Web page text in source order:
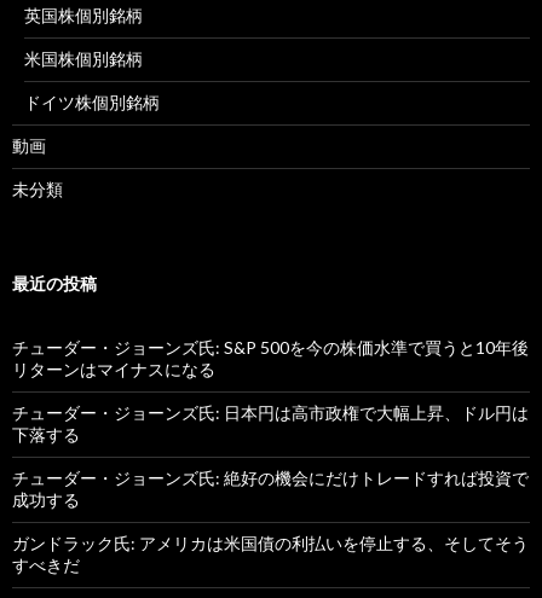
英国株個別銘柄
米国株個別銘柄
ドイツ株個別銘柄
動画
未分類
最近の投稿
チューダー・ジョーンズ氏: S&P 500を今の株価水準で買うと10年後
リターンはマイナスになる
チューダー・ジョーンズ氏: 日本円は高市政権で大幅上昇、ドル円は
下落する
チューダー・ジョーンズ氏: 絶好の機会にだけトレードすれば投資で
成功する
ガンドラック氏: アメリカは米国債の利払いを停止する、そしてそう
すべきだ